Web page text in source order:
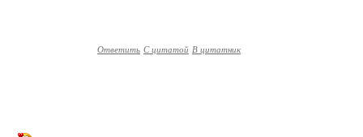
Ответить С цитатой В цитатник